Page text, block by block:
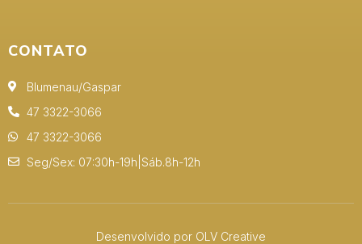
CONTATO
Blumenau/Gaspar
47 3322-3066
47 3322-3066
Seg/Sex: 07:30h-19h|Sáb.8h-12h
Desenvolvido por OLV Creative